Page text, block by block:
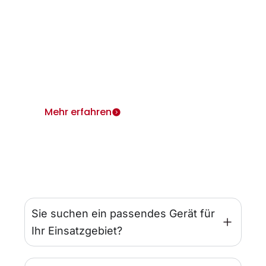
Sie suchen ein passendes Gerät für
Ihr Einsatzgebiet?
Mehr erfahren